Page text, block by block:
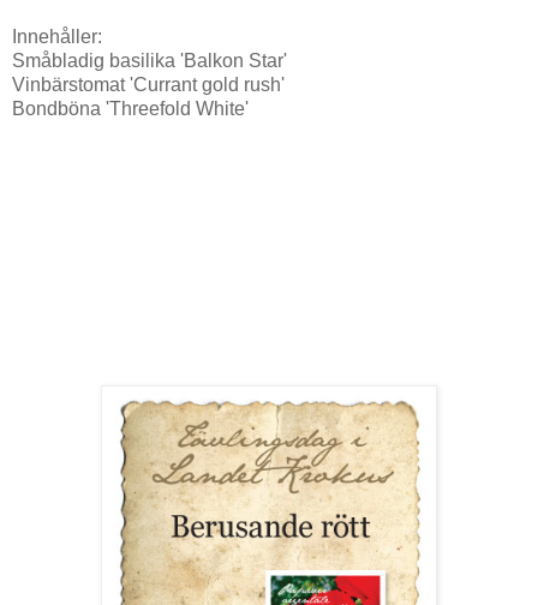
Innehåller:
Småbladig basilika 'Balkon Star'
Vinbärstomat 'Currant gold rush'
Bondböna 'Threefold White'